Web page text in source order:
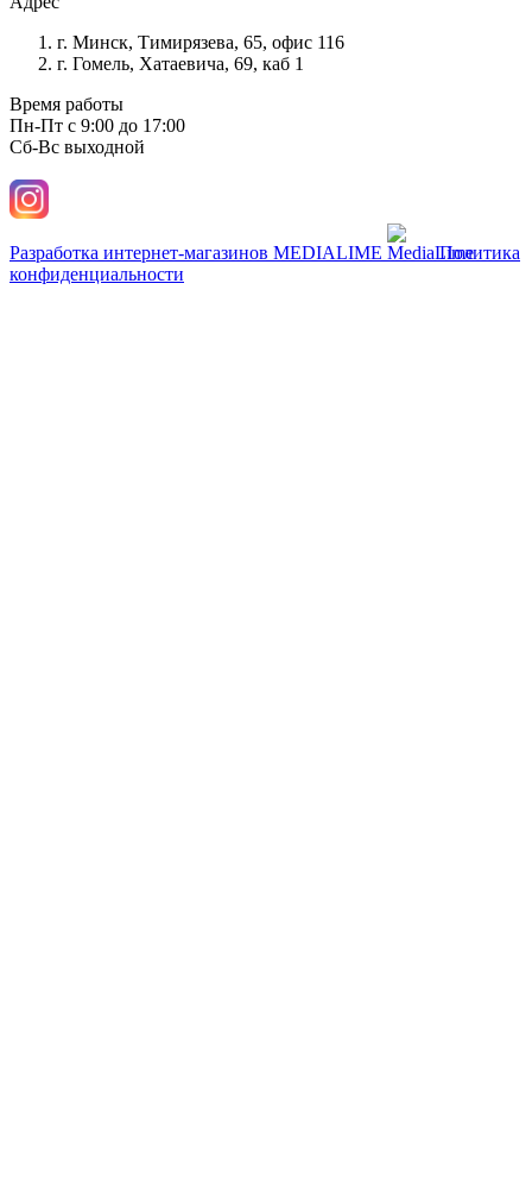
г. Минск, Тимирязева, 65, офис 116
г. Гомель, Хатаевича, 69, каб 1
Время работы
Пн-Пт с 9:00 до 17:00
Сб-Вс выходной
Разработка интернет-магазинов MEDIALIME
Политика
конфиденциальности